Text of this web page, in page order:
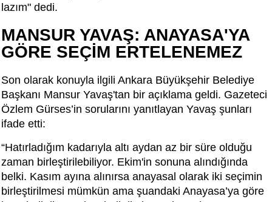
lazım" dedi.
MANSUR YAVAŞ: ANAYASA'YA
GÖRE SEÇİM ERTELENEMEZ
Son olarak konuyla ilgili Ankara Büyükşehir Belediye
Başkanı Mansur Yavaş'tan bir açıklama geldi. Gazeteci
Özlem Gürses’in sorularını yanıtlayan Yavaş şunları
ifade etti:
“Hatırladığım kadarıyla altı aydan az bir süre olduğu
zaman birleştirilebiliyor. Ekim'in sonuna alındığında
belki. Kasım ayına alınırsa anayasal olarak iki seçimin
birleştirilmesi mümkün ama şuandaki Anayasa’ya göre